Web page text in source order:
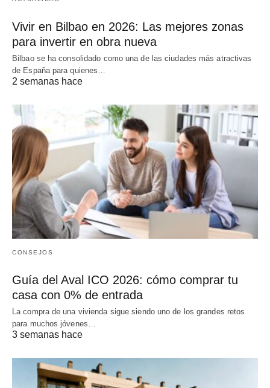
Vivir en Bilbao en 2026: Las mejores zonas
para invertir en obra nueva
Bilbao se ha consolidado como una de las ciudades más atractivas
de España para quienes…
2 semanas hace
CONSEJOS
Guía del Aval ICO 2026: cómo comprar tu
casa con 0% de entrada
La compra de una vivienda sigue siendo uno de los grandes retos
para muchos jóvenes…
3 semanas hace